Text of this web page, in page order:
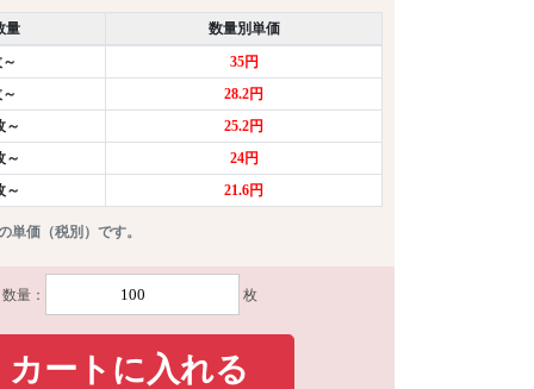
価（税別）です。
量
数量別単価
35円
28.2円
～
25.2円
～
24円
～
21.6円
数量： 枚
カートに入れる